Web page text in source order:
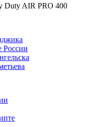
Duty AIR PRO 400
России